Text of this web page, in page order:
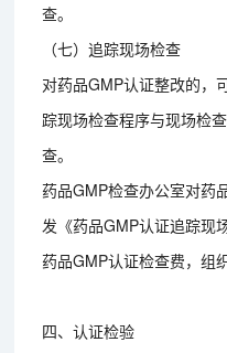
查。
（七）追踪现场检查
对药品GMP认证整改的，
踪现场检查程序与现场检
查。
药品GMP检查办公室对药
发《药品GMP认证追踪现
药品GMP认证检查费，组
四、认证检验